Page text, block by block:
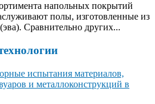
напольных покрытий
полы, изготовленные из
Сравнительно других...
испытания материалов,
и металлоконструкций в